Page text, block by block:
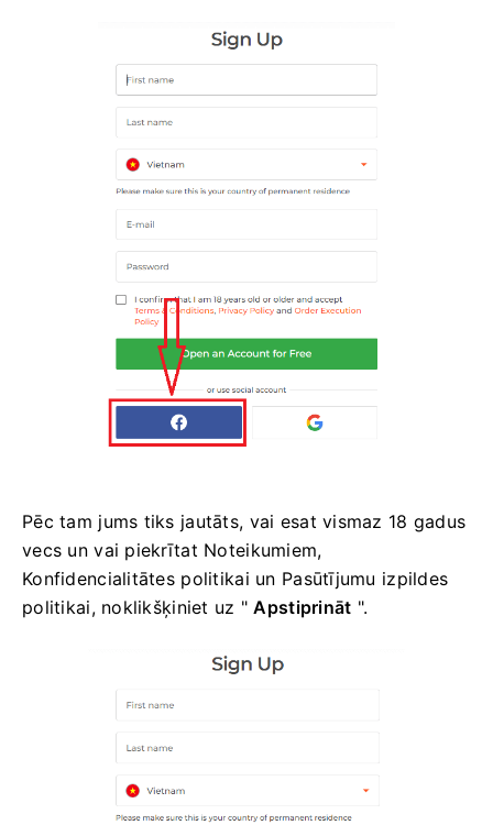
Pēc tam jums tiks jautāts, vai esat vismaz 18 gadus
vecs un vai piekrītat Noteikumiem,
Konfidencialitātes politikai un Pasūtījumu izpildes
politikai, noklikšķiniet uz "Apstiprināt ".